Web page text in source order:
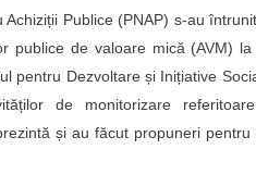
Publice (PNAP) s-au
publice de valoare mică (AVM)
pentru Dezvoltare și Inițiative
de monitorizare
și au făcut propuneri